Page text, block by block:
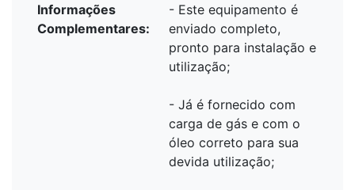
Informações
Complementares:
- Este equipamento é
enviado completo,
pronto para instalação e
utilização;
- Já é fornecido com
carga de gás e com o
óleo correto para sua
devida utilização;